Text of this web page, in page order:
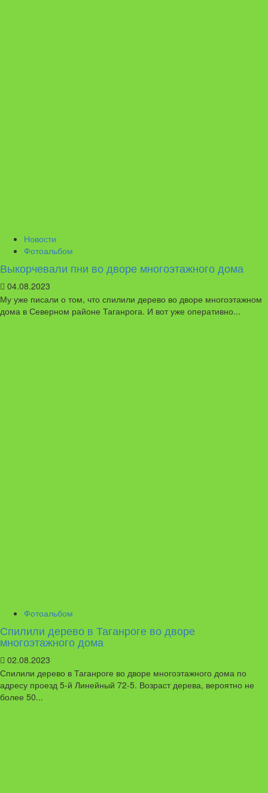
Новости
Фотоальбом
Выкорчевали пни во дворе многоэтажного дома
04.08.2023
Му уже писали о том, что спилили дерево во дворе многоэтажном
дома в Северном районе Таганрога. И вот уже оперативно...
Фотоальбом
Спилили дерево в Таганроге во дворе
многоэтажного дома
02.08.2023
Спилили дерево в Таганроге во дворе многоэтажного дома по
адресу проезд 5-й Линейный 72-5. Возраст дерева, вероятно не
более 50...